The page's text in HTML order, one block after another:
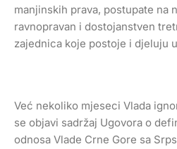
manjinskih prava, postupate na
ravnopravan i dostojanstven
zajednica koje postoje i djeluju
Već nekoliko mjeseci Vlada
se objavi sadržaj Ugovora o
odnosa Vlade Crne Gore sa